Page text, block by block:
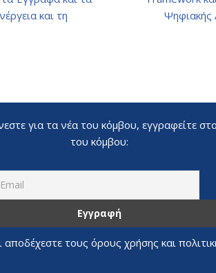
και τη
Ψηφιακής
για τα νέα του κόμβου, εγγραφείτε
του κόμβου:
αποδέχεστε τους όρους χρήσης και